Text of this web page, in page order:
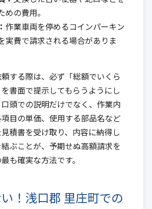
めの費用。
作業車両を停めるコインパーキン
実費で請求される場合がありま
する際は、必ず「総額でいくら
書面で提示してもらうようにし
頭での説明だけでなく、作業内
目の単価、使用する部品名など
積書を受け取り、内容に納得し
ぶことが、予期せぬ高額請求を
も確実な方法です。
！浅口郡 里庄町での